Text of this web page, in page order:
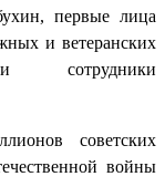
первые лица
и ветеранских
сотрудники
советских
войны